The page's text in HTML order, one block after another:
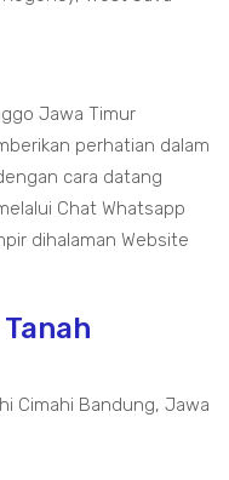
Jawa Timur
perhatian dalam
cara datang
Chat Whatsapp
dihalaman Website
Cimahi Bandung, Jawa